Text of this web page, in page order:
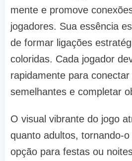
mente e promove
jogadores. Sua essência
de formar ligações
coloridas. Cada jogador
rapidamente para
semelhantes e completar
O visual vibrante do jogo
quanto adultos, tornando-
opção para festas ou